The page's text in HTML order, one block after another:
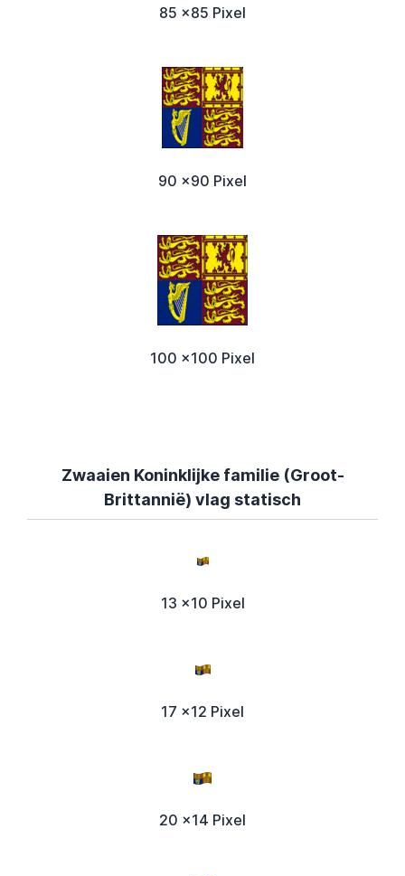
85 x85 Pixel
90 x90 Pixel
100 x100 Pixel
Zwaaien Koninklijke familie (Groot-
Brittannië) vlag statisch
13 x10 Pixel
17 x12 Pixel
20 x14 Pixel